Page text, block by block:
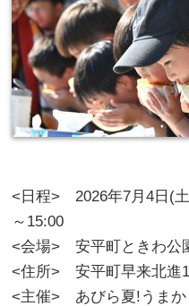
<日程> 2026年7月4日(
～15:00
<会場> 安平町ときわ公
<住所> 安平町早来北進
<主催> あびら夏!うまか